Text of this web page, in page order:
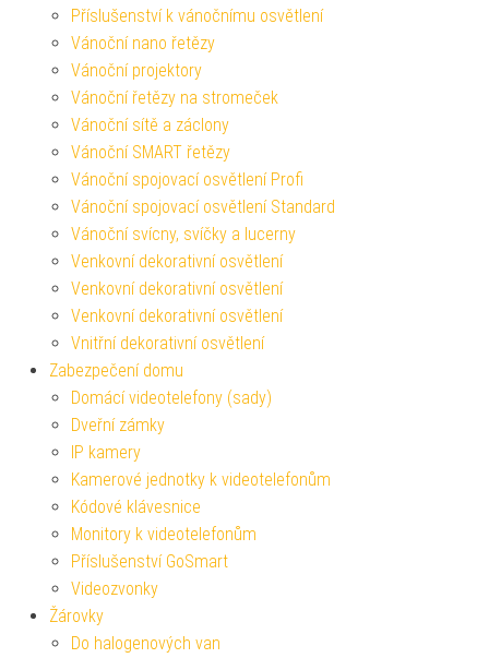
Příslušenství k vánočnímu osvětlení
Vánoční nano řetězy
Vánoční projektory
Vánoční řetězy na stromeček
Vánoční sítě a záclony
Vánoční SMART řetězy
Vánoční spojovací osvětlení Profi
Vánoční spojovací osvětlení Standard
Vánoční svícny, svíčky a lucerny
Venkovní dekorativní osvětlení
Venkovní dekorativní osvětlení
Venkovní dekorativní osvětlení
Vnitřní dekorativní osvětlení
Zabezpečení domu
Domácí videotelefony (sady)
Dveřní zámky
IP kamery
Kamerové jednotky k videotelefonům
Kódové klávesnice
Monitory k videotelefonům
Příslušenství GoSmart
Videozvonky
Žárovky
Do halogenových van